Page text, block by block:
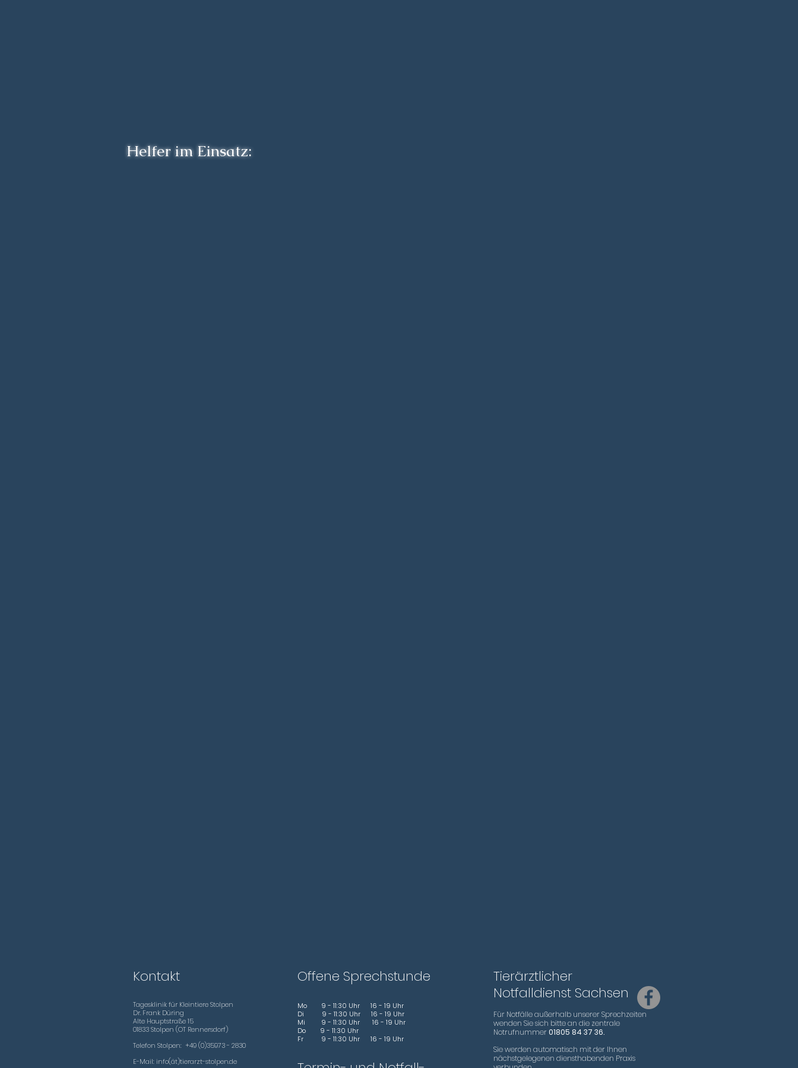
Helfer im Einsatz:
Kontakt
Tagesklinik für Kleintiere Stolpen
Dr. Frank Düring
Alte Hauptstraße 15
01833 Stolpen (OT Rennersdorf)
Telefon Stolpen: +49 (0)35973 - 2830
E-Mail: info(ät)tierarzt-stolpen.de
Offene Sprechstunde
​​Mo 9 - 11:30 Uhr 16 - 19 Uhr
Di 9 - 11:30 Uhr 16 - 19 Uhr
Mi 9 - 11:30 Uhr 16 - 19 Uhr
Do 9 - 11:30 Uhr
Fr 9 - 11:30 Uhr 16 - 19 Uhr
Tierärztlicher
Notfalldienst Sachsen
Für Notfälle außerhalb unserer Sprechzeiten
wenden Sie sich bitte an die zentrale
Notrufnummer01805 84 37 36.
Sie werden automatisch mit der Ihnen
nächstgelegenen diensthabenden Praxis